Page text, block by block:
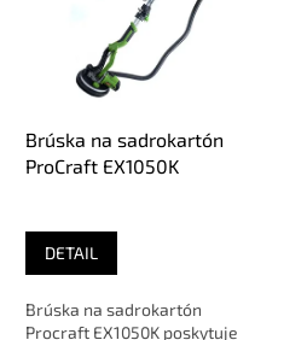
Brúska na sadrokartón
ProCraft EX1050K
DETAIL
Brúska na sadrokartón
Procraft EX1050K poskytuje